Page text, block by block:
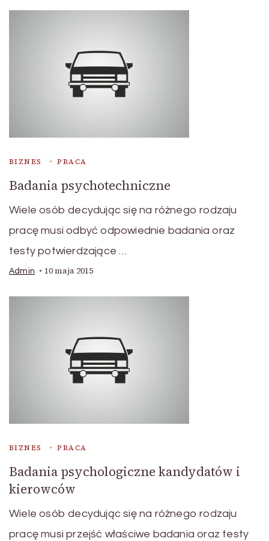
BIZNES PRACA
Badania psychotechniczne
Wiele osób decydując się na różnego rodzaju
pracę musi odbyć odpowiednie badania oraz
testy potwierdzające …
Admin 10 maja 2015
BIZNES PRACA
Badania psychologiczne kandydatów i
kierowców
Wiele osób decydując się na różnego rodzaju
pracę musi przejść właściwe badania oraz testy